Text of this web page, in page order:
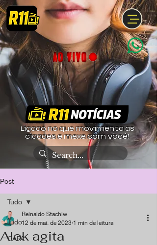
Ligado no que movimenta as
cidades e mexe com você!
Post
Tudo
CAPA
Tudo
Alok agita
Reinaldo Stachiw
12 de mai. de 2023 1 min de leitura